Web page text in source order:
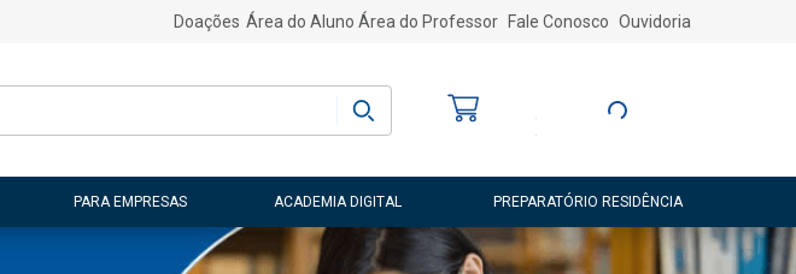
Doações Área do Aluno Área do Professor Fale Conosco Ouvidoria
Entre ou Cadastre-
PARA EMPRESAS ACADEMIA DIGITAL PREPARATÓRIO RESIDÊNCIA